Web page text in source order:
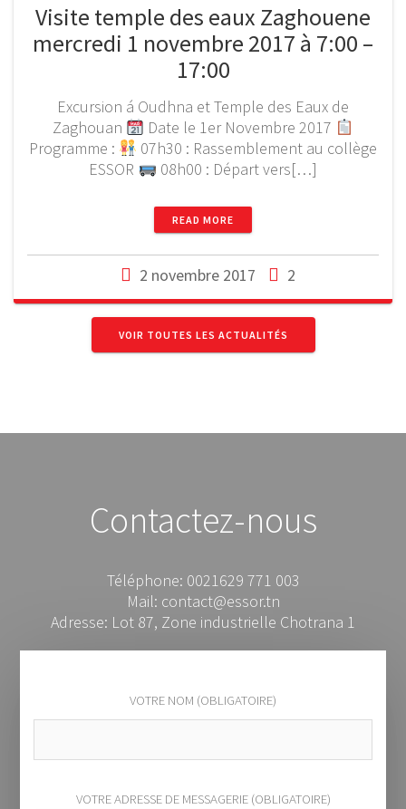
Visite temple des eaux Zaghouene
mercredi 1 novembre 2017 à 7:00 –
17:00
Excursion á Oudhna et Temple des Eaux de
Zaghouan
Date le 1er Novembre 2017
Programme :
07h30 : Rassemblement au collège
ESSOR
08h00 : Départ vers[…]
READ MORE
2 novembre 2017 2
VOIR TOUTES LES ACTUALITÉS
Contactez-nous
Téléphone: 0021629 771 003
Mail: contact@essor.tn
Adresse: Lot 87, Zone industrielle Chotrana 1
VOTRE NOM (OBLIGATOIRE)
VOTRE ADRESSE DE MESSAGERIE (OBLIGATOIRE)